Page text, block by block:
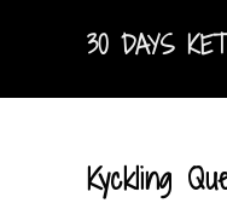
30 DAYS
Kyckling